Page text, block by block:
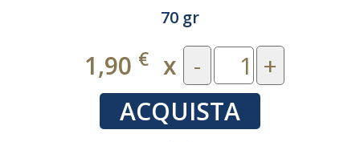
70 gr
1,90 € x -
+
ACQUISTA